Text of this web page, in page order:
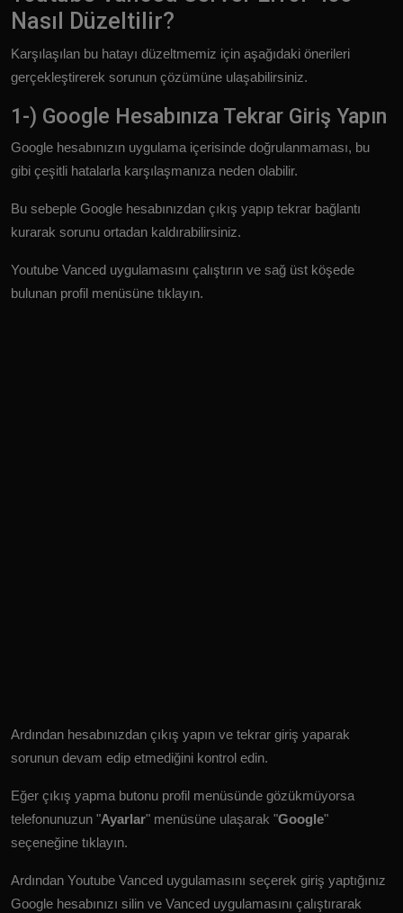
Nasıl Düzeltilir?
Karşılaşılan bu hatayı düzeltmemiz için aşağıdaki önerileri
gerçekleştirerek sorunun çözümüne ulaşabilirsiniz.
1-) Google Hesabınıza Tekrar Giriş Yapın
Google hesabınızın uygulama içerisinde doğrulanmaması, bu
gibi çeşitli hatalarla karşılaşmanıza neden olabilir.
Bu sebeple Google hesabınızdan çıkış yapıp tekrar bağlantı
kurarak sorunu ortadan kaldırabilirsiniz.
Youtube Vanced uygulamasını çalıştırın ve sağ üst köşede
bulunan profil menüsüne tıklayın.
Ardından hesabınızdan çıkış yapın ve tekrar giriş yaparak
sorunun devam edip etmediğini kontrol edin.
Eğer çıkış yapma butonu profil menüsünde gözükmüyorsa
telefonunuzun "Ayarlar" menüsüne ulaşarak "Google"
seçeneğine tıklayın.
Ardından Youtube Vanced uygulamasını seçerek giriş yaptığınız
Google hesabınızı silin ve Vanced uygulamasını çalıştırarak